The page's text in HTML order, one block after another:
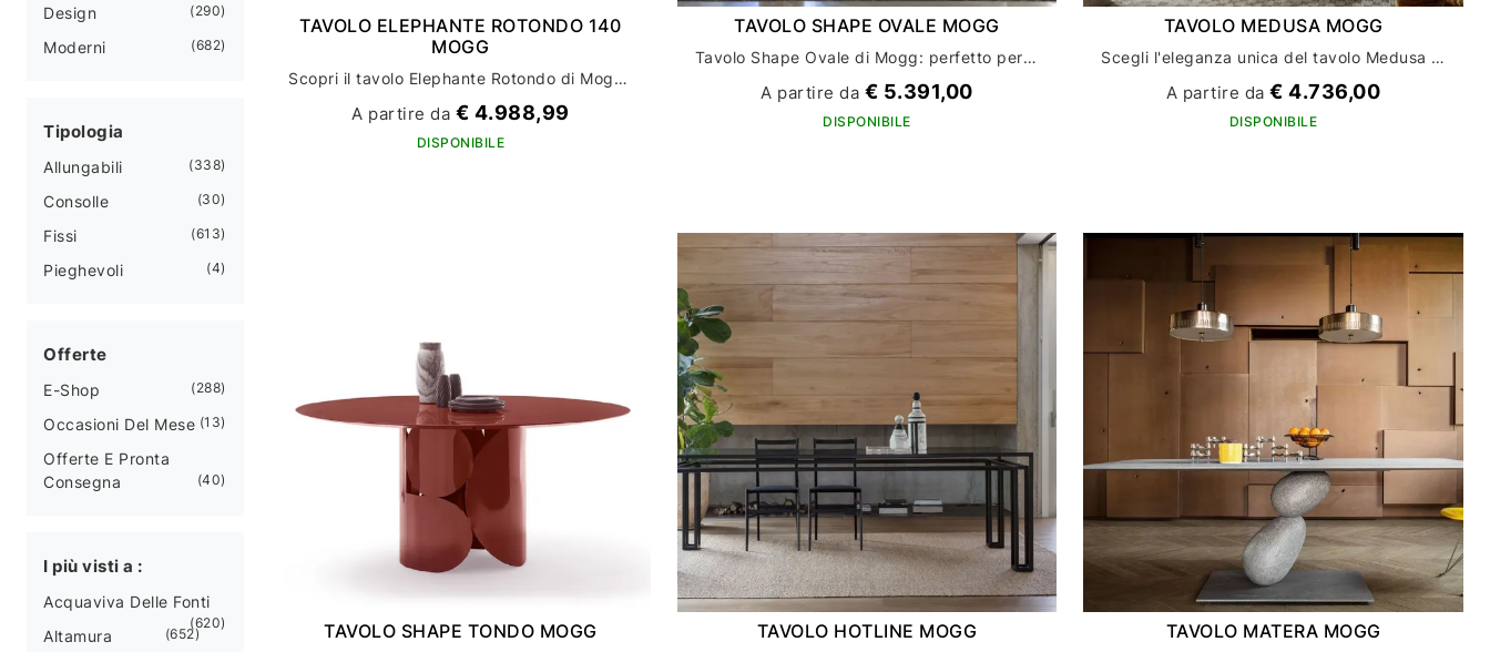
Design 290
Moderni 682
Tipologia
Allungabili 338
Consolle 30
Fissi 613
Pieghevoli 4
Offerte
E-Shop 288
Occasioni Del Mese 13
Offerte E Pronta
Consegna
40
I più visti a :
Acquaviva Delle Fonti
620
Altamura 652
TAVOLO ELEPHANTE ROTONDO 140
MOGG
Scopri il tavolo Elephante Rotondo di Mogg: eleganza e funzionalità per l'arredamento della tua casa
A partire da € 4.988,99
DISPONIBILE
TAVOLO SHAPE OVALE MOGG
Tavolo Shape Ovale di Mogg: perfetto per aggiungere un tocco di eleganza all'arredamento
A partire da € 5.391,00
DISPONIBILE
TAVOLO MEDUSA MOGG
Scegli l'eleganza unica del tavolo Medusa di Mogg per la tua casa
A partire da€ 4.736,00
DISPONIBILE
TAVOLO SHAPE TONDO MOGG TAVOLO HOTLINE MOGG TAVOLO MATERA MOGG